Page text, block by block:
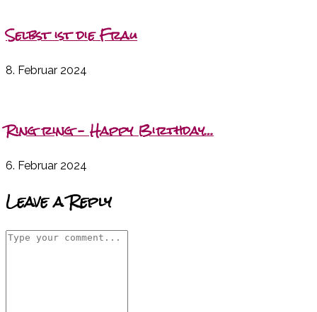
Selbst ist die Frau
8. Februar 2024
Ring ring – Happy Birthday…
6. Februar 2024
Leave a Reply